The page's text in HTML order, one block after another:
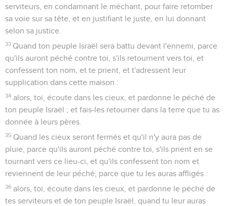
serviteurs, en condamnant le méchant, pour faire retomber
sa voie sur sa tête, et en justifiant le juste, en lui donnant
selon sa justice.
33 Quand ton peuple Israël sera battu devant l'ennemi, parce
qu'ils auront péché contre toi, s'ils retournent vers toi, et
confessent ton nom, et te prient, et t'adressent leur
supplication dans cette maison :
34 alors, toi, écoute dans les cieux, et pardonne le péché de
ton peuple Israël ; et fais-les retourner dans la terre que tu as
donnée à leurs pères.
35 Quand les cieux seront fermés et qu'il n'y aura pas de
pluie, parce qu'ils auront péché contre toi, s'ils prient en se
tournant vers ce lieu-ci, et qu'ils confessent ton nom et
reviennent de leur péché, parce que tu les auras affligés :
36 alors, toi, écoute dans les cieux, et pardonne le péché de
tes serviteurs et de ton peuple Israël, quand tu leur auras